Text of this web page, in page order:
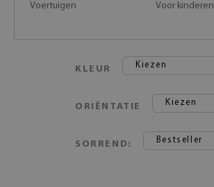
Voertuigen Voor kinderen
KLEUR Kiezen
ORIËNTATIE Kiezen
SORREND: Bestseller